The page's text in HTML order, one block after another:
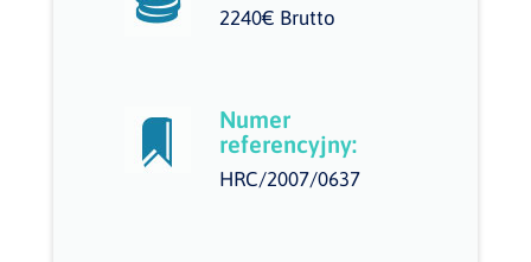
2240€ Brutto
Numer
referencyjny:
HRC/2007/0637